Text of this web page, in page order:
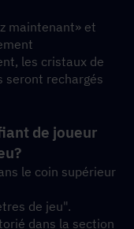
maintenant» et
les cristaux de
seront rechargés
de joueur
le coin supérieur
de jeu".
dans la section